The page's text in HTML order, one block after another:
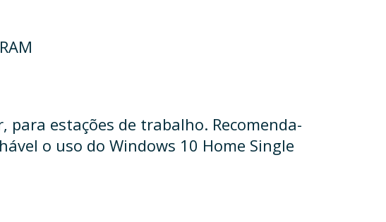
estações de trabalho. Recomenda-
o uso do Windows 10 Home Single